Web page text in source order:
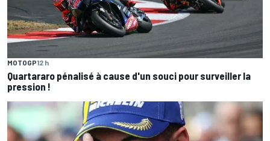
MOTOGP12 h
Quartararo pénalisé à cause d'un souci pour surveiller la
pression !